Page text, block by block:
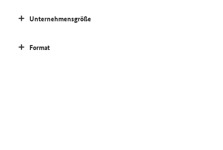
Unternehmensgröße
Format